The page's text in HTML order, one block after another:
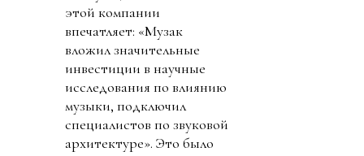
этой компании
впечатляет: «Музак
вложил значительные
инвестиции в научные
исследования по влиянию
музыки, подключил
специалистов по звуковой
архитектуре». Это было